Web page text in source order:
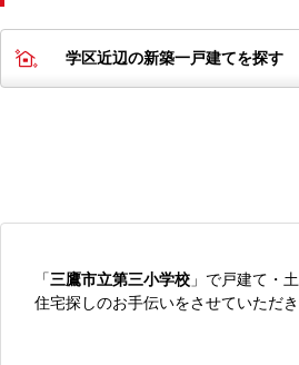
学区近辺の新築一戸建てを探す
「三鷹市立第三小学校 」で戸建て・
住宅探しのお手伝いをさせていただ